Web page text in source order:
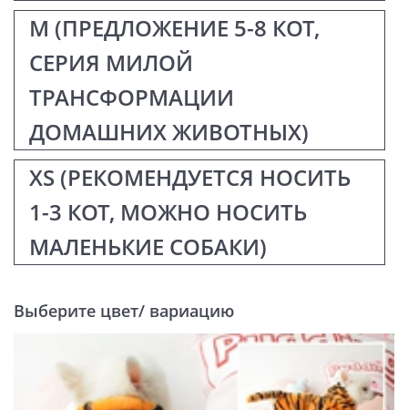
М (ПРЕДЛОЖЕНИЕ 5-8 КОТ,
СЕРИЯ МИЛОЙ
ТРАНСФОРМАЦИИ
ДОМАШНИХ ЖИВОТНЫХ)
XS (РЕКОМЕНДУЕТСЯ НОСИТЬ
1-3 КОТ, МОЖНО НОСИТЬ
МАЛЕНЬКИЕ СОБАКИ)
Выберите цвет/ вариацию